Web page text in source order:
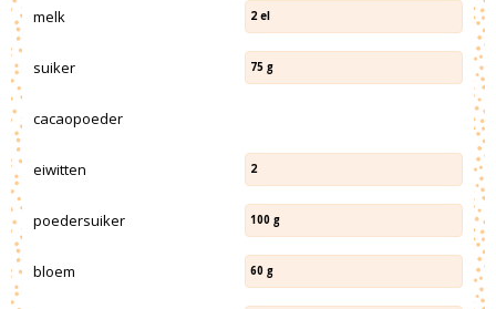
melk 2 el
suiker 75 g
cacaopoeder
eiwitten 2
poedersuiker 100 g
bloem 60 g